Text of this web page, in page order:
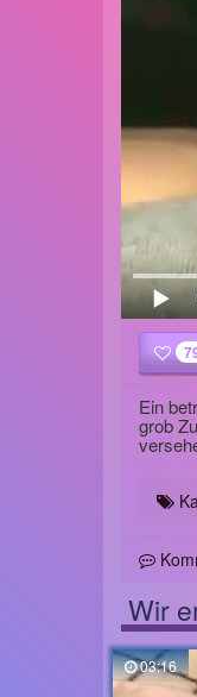
Ein
grob
Wir
03:16